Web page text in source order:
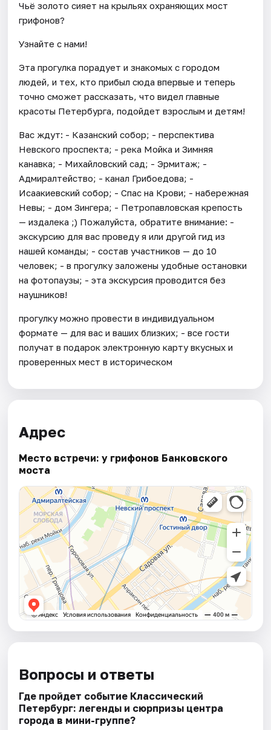
Чьё золото сияет на крыльях охраняющих мост
грифонов?
Узнайте с нами!
Эта прогулка порадует и знакомых с городом
людей, и тех, кто прибыл сюда впервые и теперь
точно сможет рассказать, что видел главные
красоты Петербурга, подойдет взрослым и детям!
Вас ждут: - Казанский собор; - перспектива
Невского проспекта; - река Мойка и Зимняя
канавка; - Михайловский сад; - Эрмитаж; -
Адмиралтейство; - канал Грибоедова; -
Исаакиевский собор; - Спас на Крови; - набережная
Невы; - дом Зингера; - Петропавловская крепость
— издалека ;) Пожалуйста, обратите внимание: -
экскурсию для вас проведу я или другой гид из
нашей команды; - состав участников — до 10
человек; - в прогулку заложены удобные остановки
на фотопаузы; - эта экскурсия проводится без
наушников!
прогулку можно провести в индивидуальном
формате — для вас и ваших близких; - все гости
получат в подарок электронную карту вкусных и
проверенных мест в историческом
Адрес
Место встречи: у грифонов Банковского
моста
Вопросы и ответы
Где пройдет событие Классический
Петербург: легенды и сюрпризы центра
города в мини-группе?